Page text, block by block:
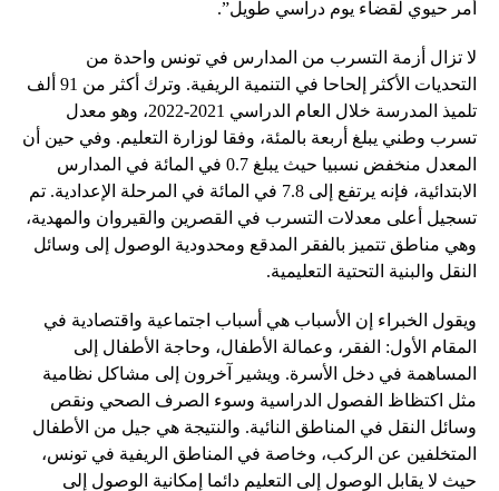
أمر حيوي لقضاء يوم دراسي طويل”.
لا تزال أزمة التسرب من المدارس في تونس واحدة من
التحديات الأكثر إلحاحا في التنمية الريفية. وترك أكثر من 91 ألف
تلميذ المدرسة خلال العام الدراسي 2021-2022، وهو معدل
تسرب وطني يبلغ أربعة بالمئة، وفقا لوزارة التعليم. وفي حين أن
المعدل منخفض نسبيا حيث يبلغ 0.7 في المائة في المدارس
الابتدائية، فإنه يرتفع إلى 7.8 في المائة في المرحلة الإعدادية. تم
تسجيل أعلى معدلات التسرب في القصرين والقيروان والمهدية،
وهي مناطق تتميز بالفقر المدقع ومحدودية الوصول إلى وسائل
النقل والبنية التحتية التعليمية.
ويقول الخبراء إن الأسباب هي أسباب اجتماعية واقتصادية في
المقام الأول: الفقر، وعمالة الأطفال، وحاجة الأطفال إلى
المساهمة في دخل الأسرة. ويشير آخرون إلى مشاكل نظامية
مثل اكتظاظ الفصول الدراسية وسوء الصرف الصحي ونقص
وسائل النقل في المناطق النائية. والنتيجة هي جيل من الأطفال
المتخلفين عن الركب، وخاصة في المناطق الريفية في تونس،
حيث لا يقابل الوصول إلى التعليم دائما إمكانية الوصول إلى